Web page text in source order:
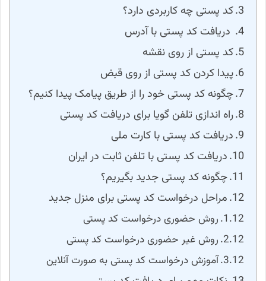
کد پستی چه کاربردی دارد؟
دریافت کد پستی با آدرس
کد پستی از روی نقشه
پیدا کردن کد پستی از روی قبض
چگونه کد پستی خود را از طریق پیامک پیدا کنیم؟
راه اندازی تلفن گویا برای دریافت کد پستی
دریافت کد پستی با کارت ملی
دریافت کد پستی با تلفن ثابت در ایران
چگونه کد پستی جدید بگیریم؟
مراحل درخواست کد پستی برای منزل جدید
روش حضوری درخواست کد پستی
روش غیر حضوری درخواست کد پستی
آموزش درخواست کد پستی به صورت آنلاین